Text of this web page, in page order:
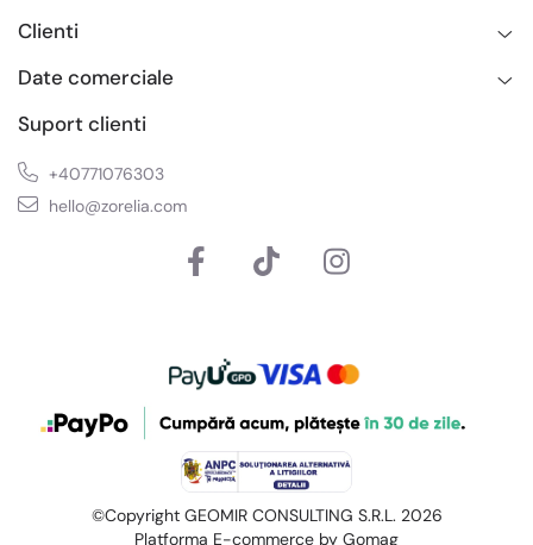
Clienti
Date comerciale
Suport clienti
+40771076303
hello@zorelia.com
©Copyright GEOMIR CONSULTING S.R.L. 2026
Platforma E-commerce by Gomag